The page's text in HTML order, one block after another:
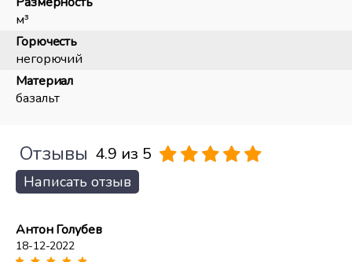
м³
Горючесть
негорючий
Материал
базальт
Отзывы 4.9 из 5
Написать отзыв
Антон Голубев
18-12-2022